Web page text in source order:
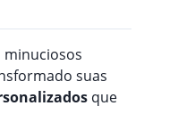
minuciosos
suas
s que